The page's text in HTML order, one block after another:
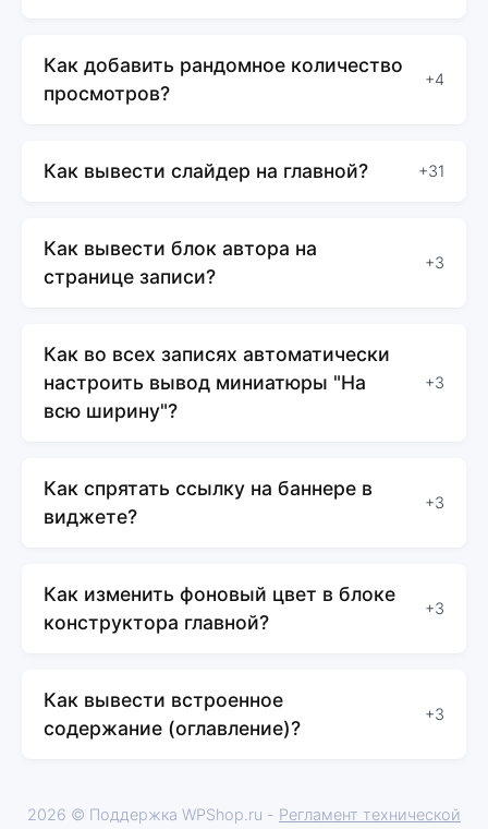
Как добавить рандомное количество
просмотров?
+4
Как вывести слайдер на главной? +31
Как вывести блок автора на
странице записи?
+3
Как во всех записях автоматически
настроить вывод миниатюры "На
всю ширину"?
+3
Как спрятать ссылку на баннере в
виджете?
+3
Как изменить фоновый цвет в блоке
конструктора главной?
+3
Как вывести встроенное
содержание (оглавление)?
+3
2026 © Поддержка WPShop.ru - Регламент технической